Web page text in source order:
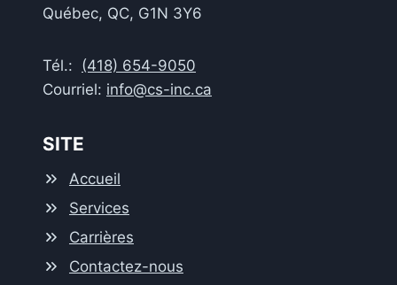
Québec, QC, G1N 3Y6
Tél.: (418) 654-9050
Courriel: info@cs-inc.ca
SITE
Accueil
Services
Carrières
Contactez-nous